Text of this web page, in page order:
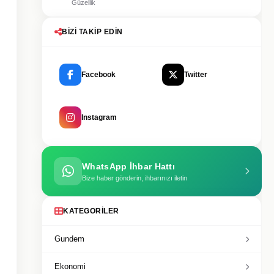
Güzellik
BIZI TAKIP EDIN
Facebook Twitter
Instagram
WhatsApp İhbar Hattı
Bize haber gönderin, ihbarınızı iletin
KATEGORILER
Gundem
Ekonomi